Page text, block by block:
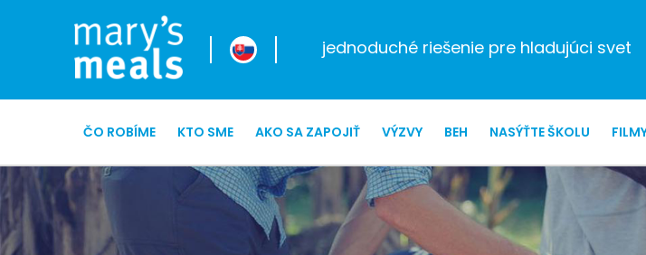
jednoduché riešenie pre hladujúci svet
ČO ROBÍME KTO SME AKO SA ZAPOJIŤ VÝZVY BEH NASÝŤTE ŠKOLU